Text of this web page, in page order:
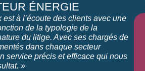
ÉNERGIE
à l’écoute des clients avec une
de la typologie de la
du litige. Avec ses chargés de
dans chaque secteur
service précis et efficace qui nous
»